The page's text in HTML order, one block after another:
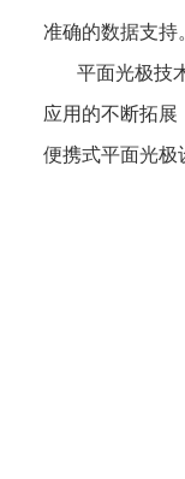
准确的数据支持
平面光极技
应用的不断拓展
便携式平面光极